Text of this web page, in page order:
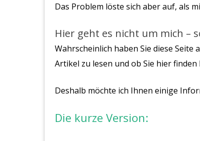
Das Problem löste sich aber auf, als
Hier geht es nicht um mich –
Wahrscheinlich haben Sie diese
Artikel zu lesen und ob Sie hier finden
Deshalb möchte ich Ihnen einige
Die kurze Version: